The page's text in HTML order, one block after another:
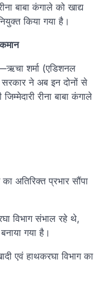
बाबा कंगाले को खाद्य
किया गया है।
शर्मा (एडिशनल
ने अब इन दोनों से
रीना बाबा कंगाले
अतिरिक्त प्रभार सौंपा
विभाग संभाल रहे थे,
गया है।
एवं हाथकरघा विभाग का